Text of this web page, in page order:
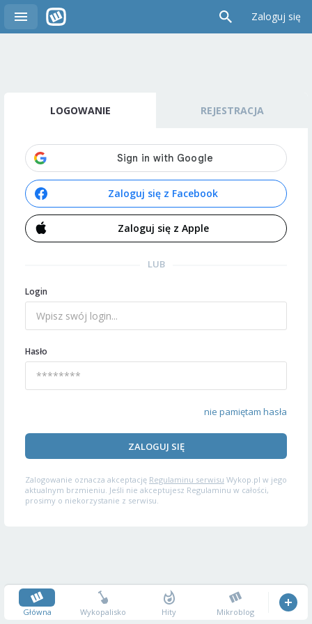
Zaloguj się
LOGOWANIE REJESTRACJA
Zaloguj się z Facebook
Zaloguj się z Apple
LUB
Login
Hasło
nie pamiętam hasła
ZALOGUJ SIĘ
Zalogowanie oznacza akceptację Regulaminu serwisu Wykop.pl w jego
aktualnym brzmieniu. Jeśli nie akceptujesz Regulaminu w całości,
prosimy o niekorzystanie z serwisu.
Główna Wykopalisko Hity Mikroblog